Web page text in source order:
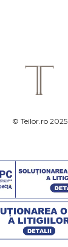
© Teilor.ro 2025